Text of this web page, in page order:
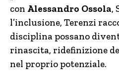
con Alessandro Ossola,
l’inclusione, Terenzi
disciplina possano
rinascita, ridefinizione
nel proprio potenziale.